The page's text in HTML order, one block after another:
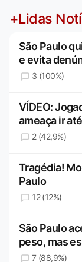
+Lidas
São Paulo
e evita
3 (100%)
VÍDEO:
ameaça ir
2 (42,9%)
Tragédia!
Paulo
12 (12%)
São Paulo
peso, mas
7 (88,9%)